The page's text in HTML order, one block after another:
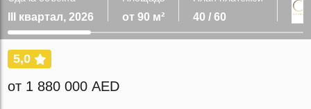
III квартал, 2026 от 90 м² 40 / 60
5,0
от 1 880 000 AED